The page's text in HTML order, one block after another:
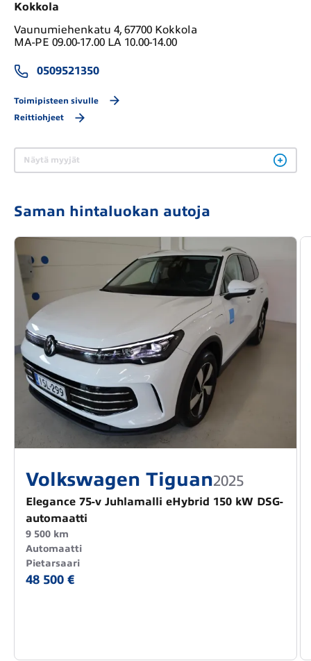
Kokkola
Vaunumiehenkatu 4, 67700 Kokkola
MA-PE 09.00-17.00 LA 10.00-14.00
0509521350
Toimipisteen sivulle
Reittiohjeet
Näytä myyjät
Saman hintaluokan autoja
Volkswagen Tiguan2025
Elegance 75-v Juhlamalli eHybrid 150 kW DSG-
automaatti
9 500 km
Automaatti
Pietarsaari
48 500 €